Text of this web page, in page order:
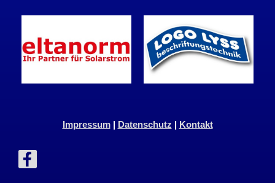
Impressum| Datenschutz | Kontakt